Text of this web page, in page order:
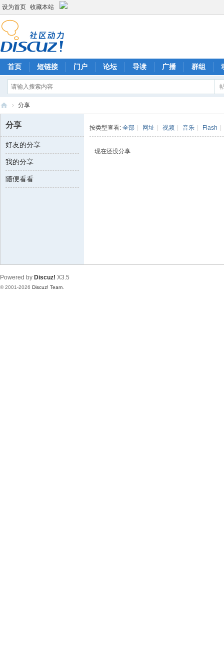
设为首页 收藏本站
首页 短链接 门户 论坛 导读 广播 群组
信
息
网
› 分享
分享
好友的分享
我的分享
随便看看
按类型查看: 全部 网址 视频 音乐 Flash
现在还没分享
Powered by Discuz! X3.5
© 2001-2026 Discuz! Team